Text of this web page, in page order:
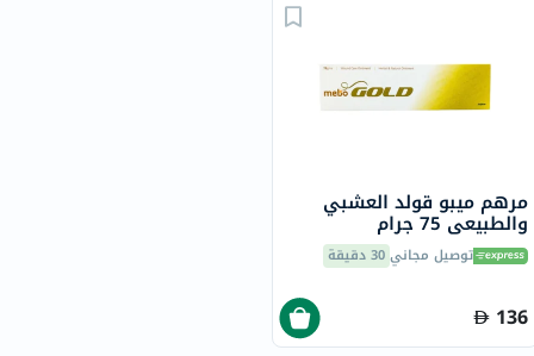
مرهم ميبو قولد العشبي
والطبيعي 75 جرام
توصيل مجاني30 دقيقة
136